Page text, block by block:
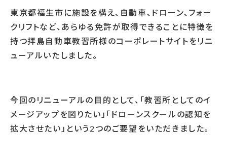
東京都福生市に施設を構え、自動車、ドローン、フォー
クリフトなど、あらゆる免許が取得できることに特徴を
持つ拝島自動車教習所様のコーポレートサイトをリニ
ューアルいたしました。
今回のリニューアルの目的として、「教習所としてのイ
メージアップを図りたい」「ドローンスクールの認知を
拡大させたい」という 2 つのご要望をいただきました。